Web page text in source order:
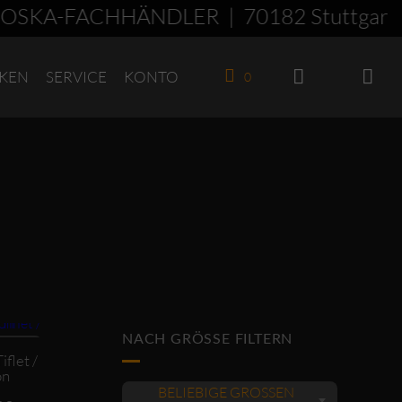
FACHHÄNDLER | 70182
SERVICE KONTO 0
gewählt werden
/
NACH GRÖSSE FILTERN
BELIEBIGE GRÖSSEN